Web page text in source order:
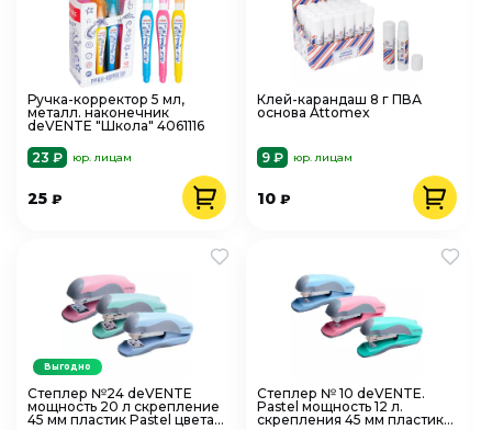
Ручка-корректор 5 мл,
металл. наконечник
deVENTE "Школа" 4061116
23 ₽
юр. лицам
25 ₽
Клей-карандаш 8 г ПВА
основа Attomex
9 ₽ юр. лицам
10₽
Степлер №24 deVENTE
мощность 20 л скрепление
45 мм пластик Pastel цвета
Выгодно
Степлер № 10 deVENTE.
Pastel мощность 12 л.
скрепления 45 мм пластик